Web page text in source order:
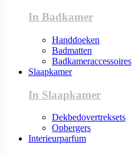
In Badkamer
Handdoeken
Badmatten
Badkameraccessoires
Slaapkamer
In Slaapkamer
Dekbedovertreksets
Opbergers
Interieurparfum